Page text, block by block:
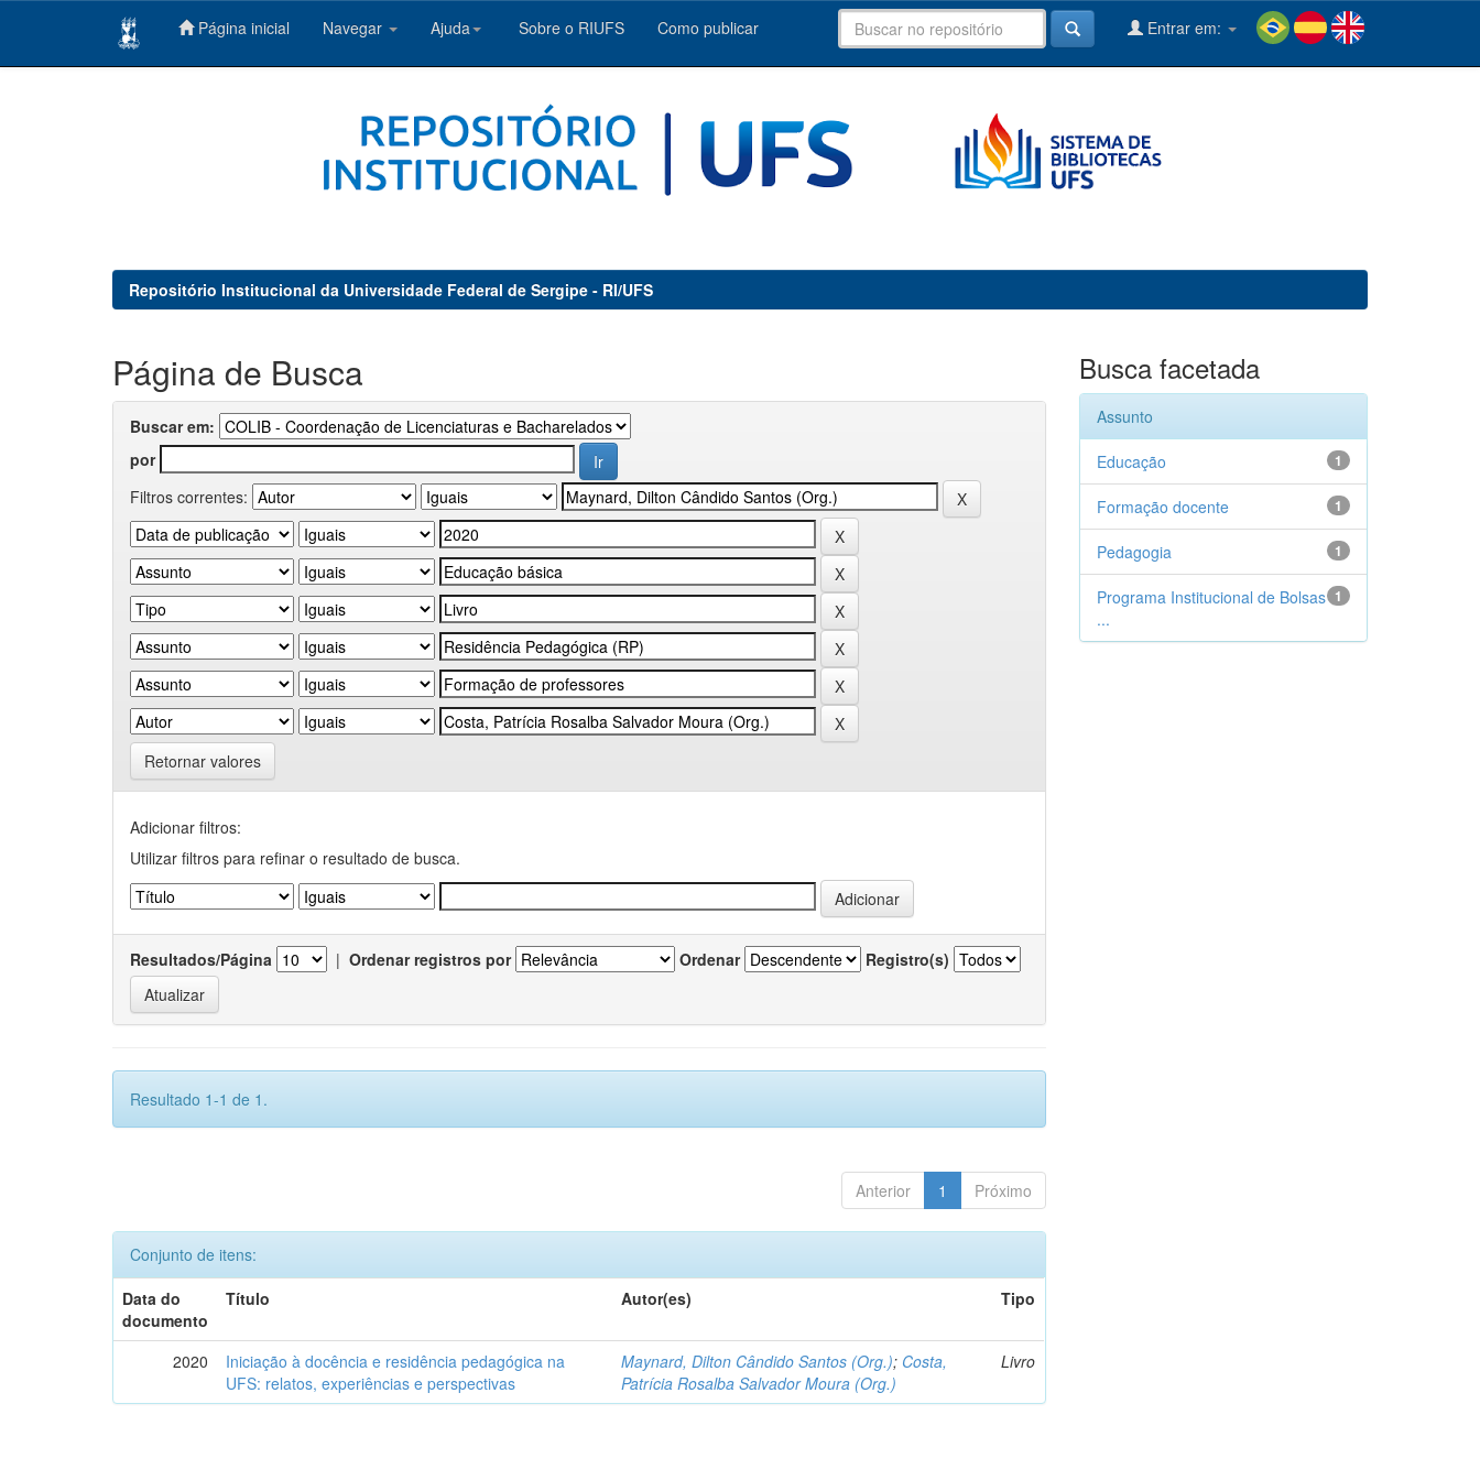
Página inicial Navegar Ajuda Sobre o RIUFS Como publicar Entrar em:
Repositório Institucional da Universidade Federal de Sergipe - RI/UFS
Página de Busca
Buscar em:
por
Filtros correntes:
Retornar valores
Adicionar filtros:
Utilizar filtros para refinar o resultado de busca.
Resultados/Página | Ordenar registros por Ordenar Registro(s)
Resultado 1-1 de 1.
Anterior 1 Próximo
Conjunto de itens:
Data do
documento
Título Autor(es) Tipo
2020
Iniciação à docência e residência pedagógica na
UFS: relatos, experiências e perspectivas
Maynard, Dilton Cândido Santos (Org.); Costa,
Patrícia Rosalba Salvador Moura (Org.)
Livro
Busca facetada
Assunto
1
Educação
1
Formação docente
1
Pedagogia
1
Programa Institucional de Bolsas
...